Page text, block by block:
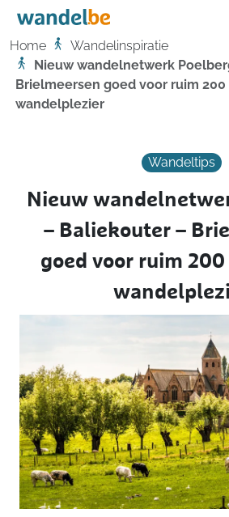
Home
Home
Wandelinspiratie
Nieuw wandelnetwerk
Brielmeersen goed voor ruim
wandelplezier
Wandeltips
Nieuw
– Baliekouter –
goed voor ruim